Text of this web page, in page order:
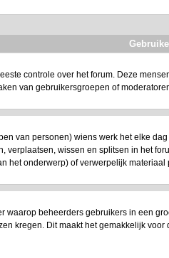
controle over het forum. Deze
van gebruikersgroepen of
van personen) wiens werk het elke
verplaatsen, wissen en splitsen in het
het onderwerp) of verwerpelijk materiaal
waarop beheerders gebruikers in een
kregen. Dit maakt het gemakkelijk